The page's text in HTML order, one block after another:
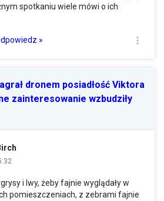
spotkaniu wiele mówi o ich
»
dronem posiadłość Viktora
zainteresowanie wzbudziły
i lwy, żeby fajnie wyglądały w
pomieszczeniach, z zebrami fajnie